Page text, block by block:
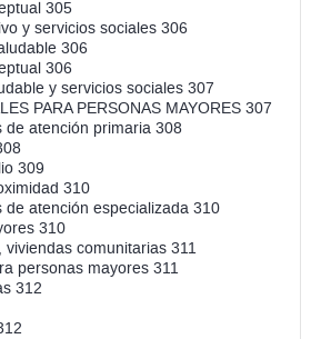
305
y servicios sociales 306
306
306
y servicios sociales 307
PARA PERSONAS MAYORES 307
de atención primaria 308
309
310
de atención especializada 310
310
viviendas comunitarias 311
personas mayores 311
312